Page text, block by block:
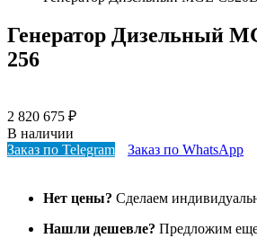
Генератор Дизельный
256
2 820 675 ₽
В наличии
Заказ по Telegram
Заказ по WhatsApp
Нет цены? Сделаем
Нашли дешевле? Предложим